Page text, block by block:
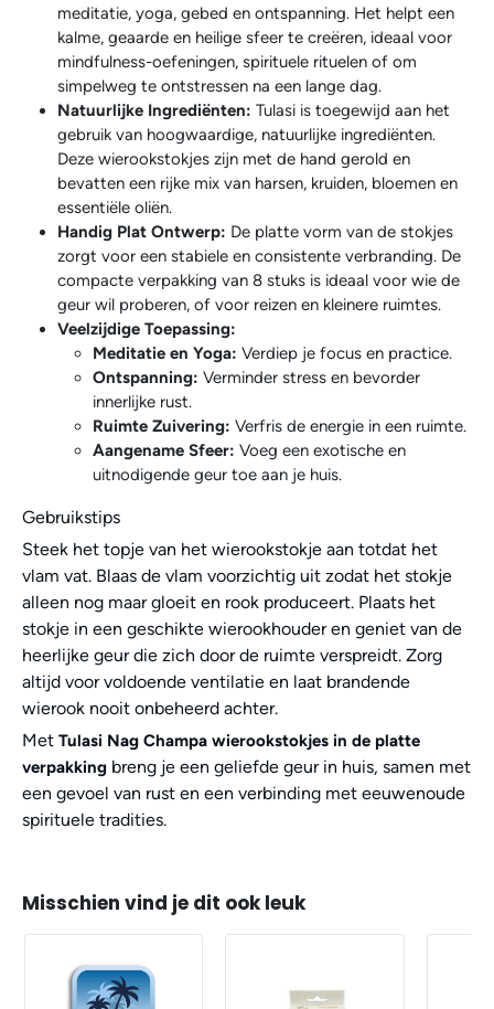
meditatie, yoga, gebed en ontspanning. Het helpt een
kalme, geaarde en heilige sfeer te creëren, ideaal voor
mindfulness-oefeningen, spirituele rituelen of om
simpelweg te ontstressen na een lange dag.
Natuurlijke Ingrediënten: Tulasi is toegewijd aan het
gebruik van hoogwaardige, natuurlijke ingrediënten.
Deze wierookstokjes zijn met de hand gerold en
bevatten een rijke mix van harsen, kruiden, bloemen en
essentiële oliën.
Handig Plat Ontwerp: De platte vorm van de stokjes
zorgt voor een stabiele en consistente verbranding. De
compacte verpakking van 8 stuks is ideaal voor wie de
geur wil proberen, of voor reizen en kleinere ruimtes.
Veelzijdige Toepassing:
Meditatie en Yoga: Verdiep je focus en practice.
Ontspanning: Verminder stress en bevorder
innerlijke rust.
Ruimte Zuivering: Verfris de energie in een ruimte.
Aangename Sfeer: Voeg een exotische en
uitnodigende geur toe aan je huis.
Gebruikstips
Steek het topje van het wierookstokje aan totdat het
vlam vat. Blaas de vlam voorzichtig uit zodat het stokje
alleen nog maar gloeit en rook produceert. Plaats het
stokje in een geschikte wierookhouder en geniet van de
heerlijke geur die zich door de ruimte verspreidt. Zorg
altijd voor voldoende ventilatie en laat brandende
wierook nooit onbeheerd achter.
Met Tulasi Nag Champa wierookstokjes in de platte
verpakking breng je een geliefde geur in huis, samen met
een gevoel van rust en een verbinding met eeuwenoude
spirituele tradities.
Misschien vind je dit ook leuk